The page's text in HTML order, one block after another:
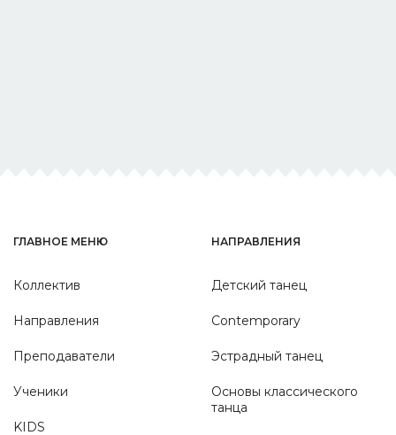
ГЛАВНОЕ МЕНЮ
Коллектив
Направления
Преподаватели
Ученики
KIDS
НАПРАВЛЕНИЯ
Детский танец
Contemporary
Эстрадный танец
Основы классического
танца